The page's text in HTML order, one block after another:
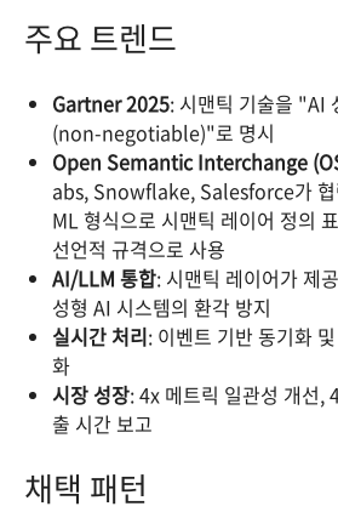
주요 트렌드
Gartner 2025: 시맨틱 기술을 "AI
(non-negotiable)"로 명시
Open Semantic Interchange
abs, Snowflake, Salesforce가 협
ML 형식으로 시맨틱 레이어 정의
선언적 규격으로 사용
AI/LLM 통합: 시맨틱 레이어가 제
성형 AI 시스템의 환각 방지
실시간 처리: 이벤트 기반 동기화
화
시장 성장: 4x 메트릭 일관성 개선,
출 시간 보고
채택 패턴